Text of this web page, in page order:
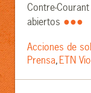
Contre-
abiertos ●●●
Acciones de
Prensa, ETN